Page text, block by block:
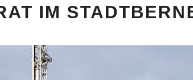
IM